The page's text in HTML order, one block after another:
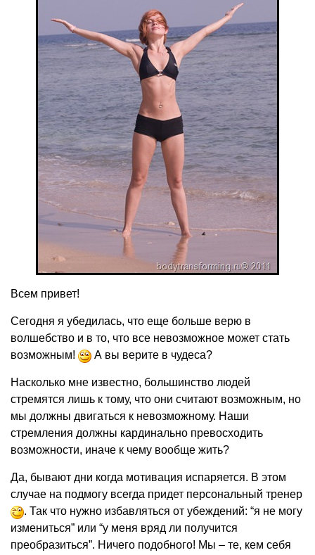
Всем привет!
Сегодня я убедилась, что еще больше верю в
волшебство и в то, что все невозможное может стать
возможным!
А вы верите в чудеса?
Насколько мне известно, большинство людей
стремятся лишь к тому, что они считают возможным, но
мы должны двигаться к невозможному. Наши
стремления должны кардинально превосходить
возможности, иначе к чему вообще жить?
Да, бывают дни когда мотивация испаряется. В этом
случае на подмогу всегда придет персональный тренер
. Так что нужно избавляться от убеждений: “я не могу
измениться” или “у меня вряд ли получится
преобразиться”. Ничего подобного! Мы – те, кем себя